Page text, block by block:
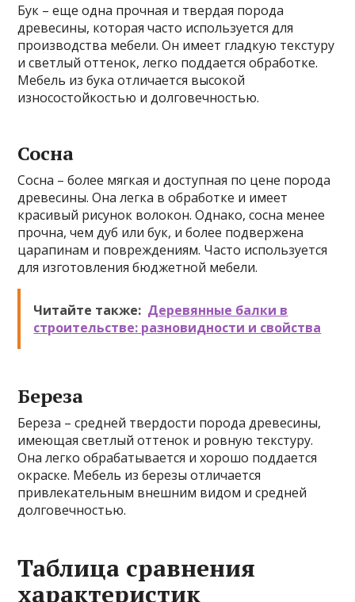
Бук – еще одна прочная и твердая порода
древесины, которая часто используется для
производства мебели. Он имеет гладкую текстуру
и светлый оттенок, легко поддается обработке.
Мебель из бука отличается высокой
износостойкостью и долговечностью.
Сосна
Сосна – более мягкая и доступная по цене порода
древесины. Она легка в обработке и имеет
красивый рисунок волокон. Однако, сосна менее
прочна, чем дуб или бук, и более подвержена
царапинам и повреждениям. Часто используется
для изготовления бюджетной мебели.
Читайте также: Деревянные балки в
строительстве: разновидности и свойства
Береза
Береза – средней твердости порода древесины,
имеющая светлый оттенок и ровную текстуру.
Она легко обрабатывается и хорошо поддается
окраске. Мебель из березы отличается
привлекательным внешним видом и средней
долговечностью.
Таблица сравнения
характеристик